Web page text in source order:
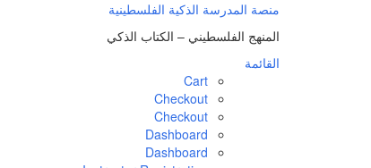
منصة المدرسة الذكية الفلسطينية
المنهج الفلسطيني – الكتاب الذكي
القائمة
Cart
Checkout
Checkout
Dashboard
Dashboard